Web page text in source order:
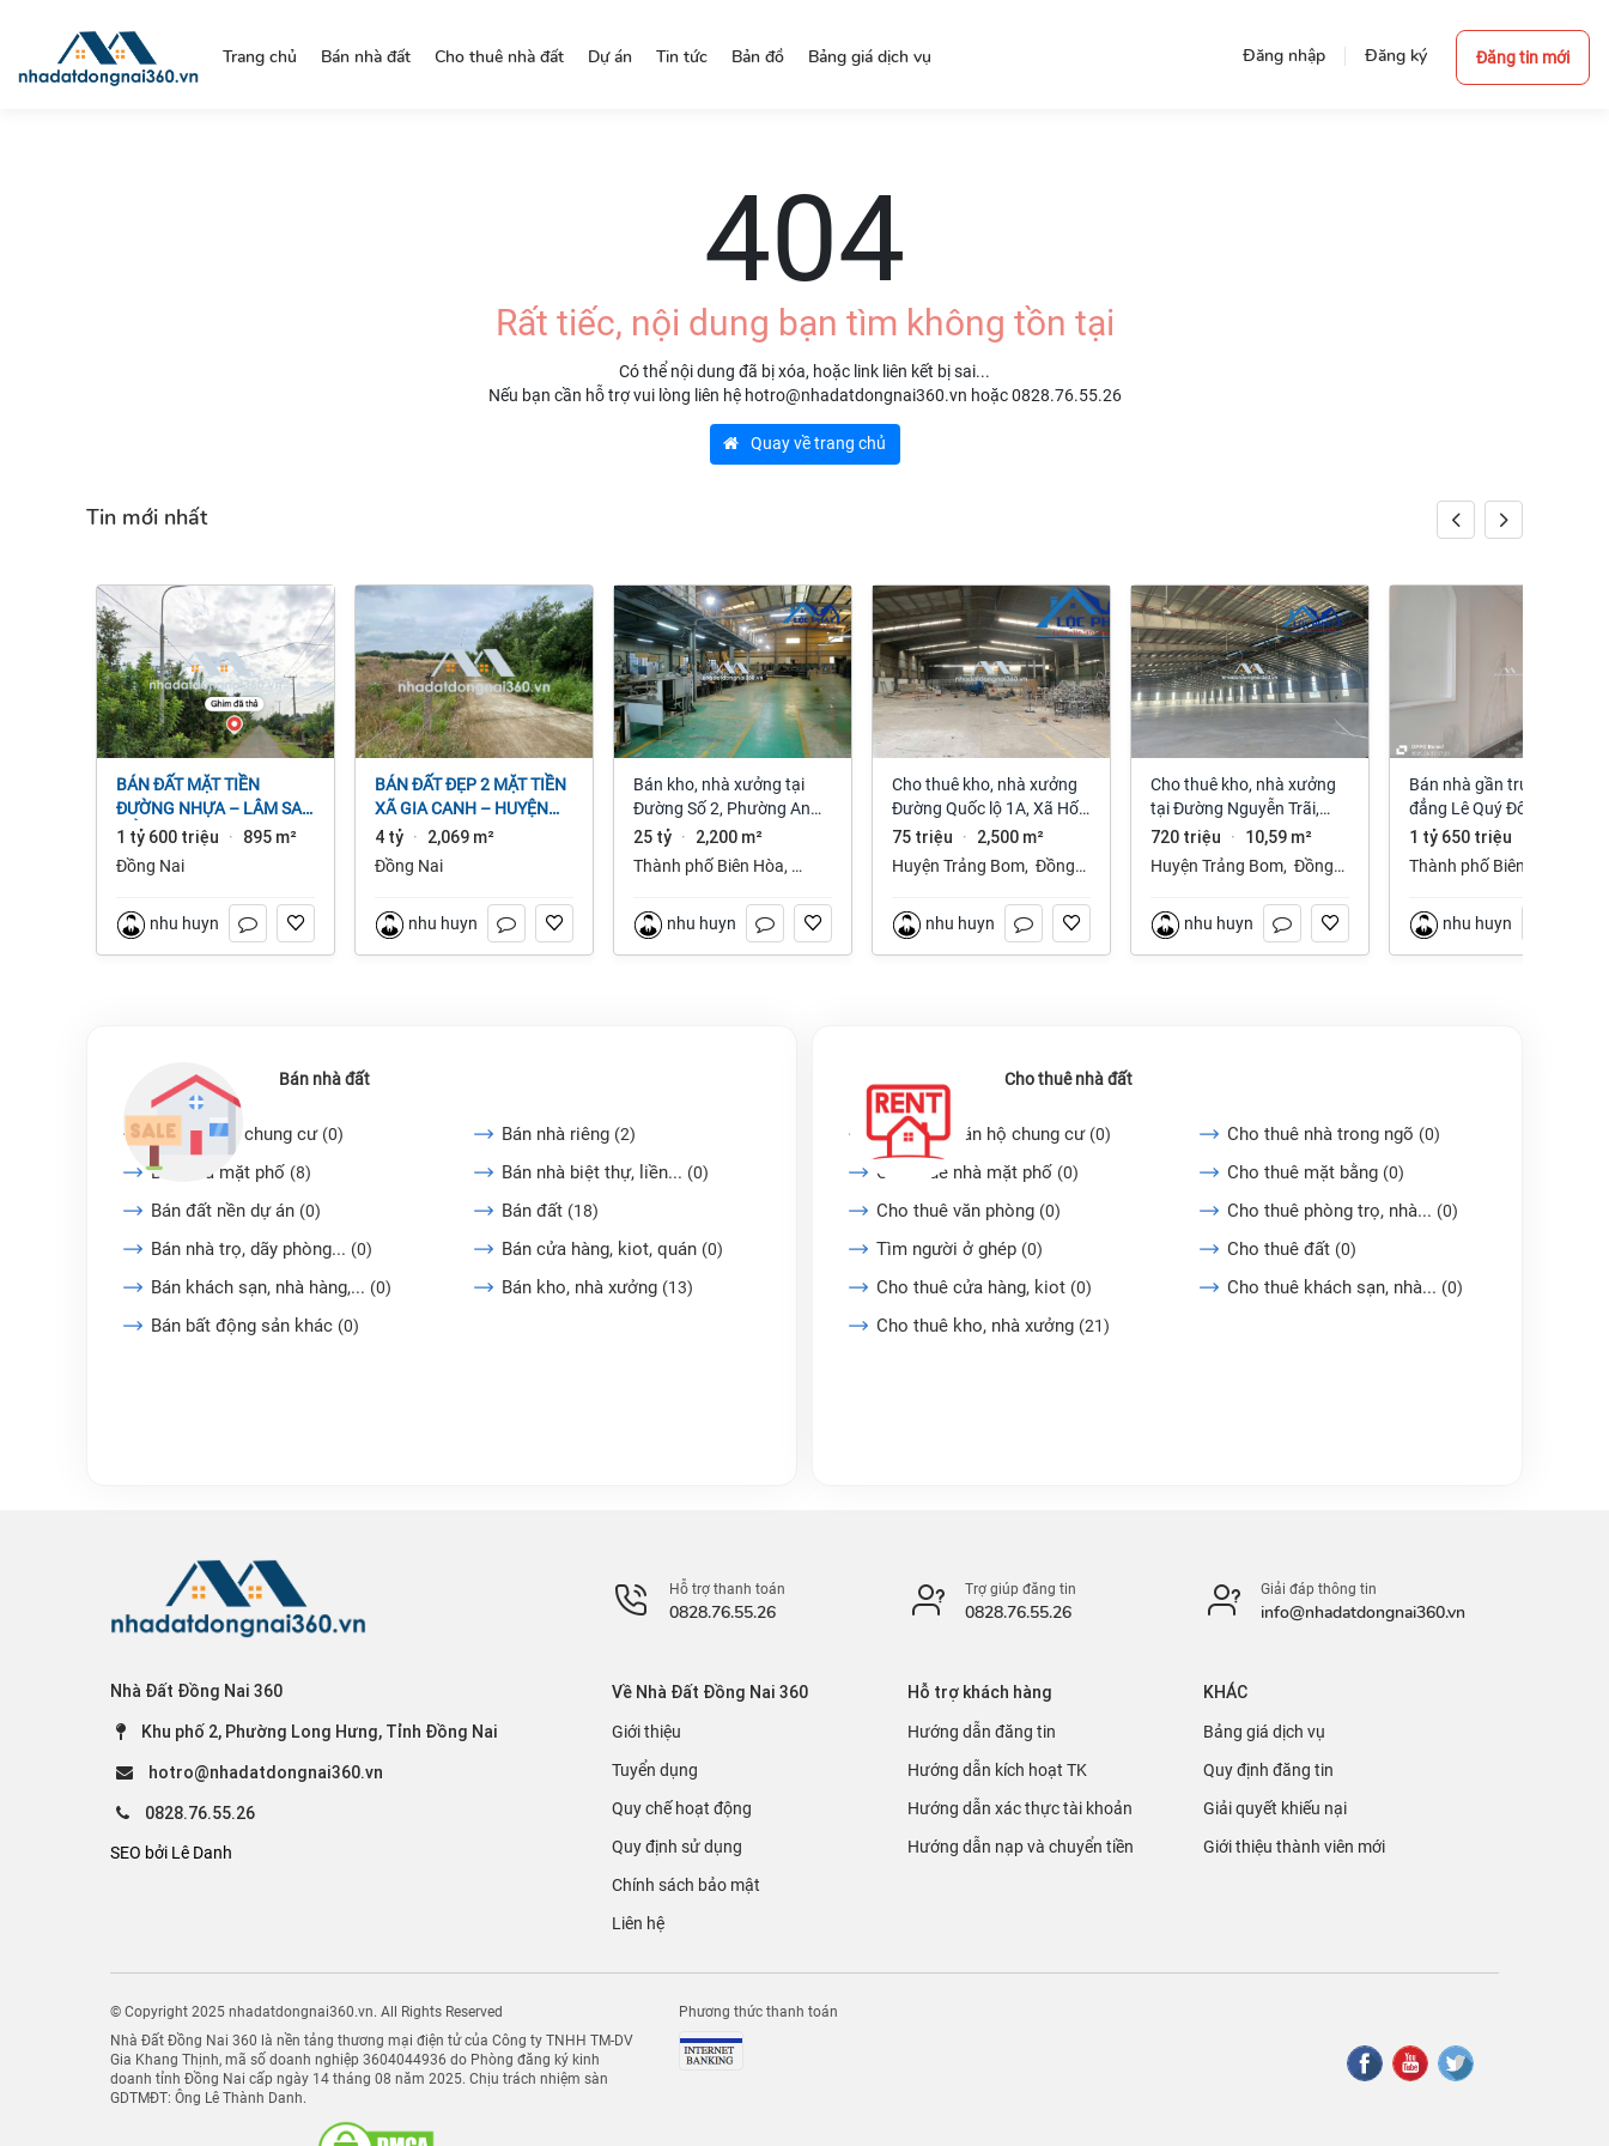
Đăng nhập Đăng ký Đăng tin mới
Trang chủ Bán nhà đất Cho thuê nhà đất Dự án Tin tức Bản đồ Bảng giá dịch vụ
404
Rất tiếc, nội dung bạn tìm không tồn tại
Có thể nội dung đã bị xóa, hoặc link liên kết bị sai...
Nếu bạn cần hỗ trợ vui lòng liên hệ hotro@nhadatdongnai360.vn hoặc 0828.76.55.26
Quay về trang chủ
Tin mới nhất
BÁN ĐẤT MẶT TIỀN
ĐƯỜNG NHỰA – LÂM SAN
CẨM MỸ, ĐỒNG NAI.
1 tỷ 600 triệu · 895 m²
Đồng Nai
nhu huynh
BÁN ĐẤT ĐẸP 2 MẶT TIỀN
XÃ GIA CANH – HUYỆN
ĐỊNH QUÁN – ĐỒNG NAI
dt 2.069m² 4 tỷ
4 tỷ · 2,069 m²
Đồng Nai
nhu huynh
Bán kho, nhà xưởng tại
Đường Số 2, Phường An
Bình, Thành phố Biên Hòa,
Đồng Nai giá 25 tỷ
25 tỷ · 2,200 m²
Thành phố Biên Hòa,
nhu huynh
Cho thuê kho, nhà xưởng
Đường Quốc lộ 1A, Xã Hố
Nai 3, Trảng Bom, Đồng
Nai giá 75 Triệu
75 triệu · 2,500 m²
Huyện Trảng Bom, Đồng
nhu huynh
Cho thuê kho, nhà xưởng
tại Đường Nguyễn Trãi,
Trảng Bom, Trảng Bom,
Đồng Nai giá 720 Triệu
720 triệu · 10,59 m²
Huyện Trảng Bom, Đồng
nhu huynh
Bán nhà gần trường cao
đẳng Lê Quý Đôn phường
Long Hưng Đồng Nai
1 tỷ 650 triệu
Thành phố Biên Hòa
nhu huynh
Bán nhà đất
Bán căn hộ chung cư (0) Bán nhà riêng (2)
Bán nhà mặt phố (8) Bán nhà biệt thự, liền... (0)
Bán đất nền dự án (0) Bán đất (18)
Bán nhà trọ, dãy phòng... (0) Bán cửa hàng, kiot, quán (0)
Bán khách sạn, nhà hàng,... (0) Bán kho, nhà xưởng (13)
Bán bất động sản khác (0)
Cho thuê nhà đất
Cho thuê căn hộ chung cư (0) Cho thuê nhà trong ngõ (0)
Cho thuê nhà mặt phố (0) Cho thuê mặt bằng (0)
Cho thuê văn phòng (0) Cho thuê phòng trọ, nhà... (0)
Tìm người ở ghép (0) Cho thuê đất (0)
Cho thuê cửa hàng, kiot (0) Cho thuê khách sạn, nhà... (0)
Cho thuê kho, nhà xưởng (21)
Nhà Đất Đồng Nai 360
Khu phố 2, Phường Long Hưng, Tỉnh Đồng Nai
hotro@nhadatdongnai360.vn
0828.76.55.26
SEO bởi Lê Danh
Hỗ trợ thanh toán
0828.76.55.26
Trợ giúp đăng tin
0828.76.55.26
Giải đáp thông tin
info@nhadatdongnai360.vn
Về Nhà Đất Đồng Nai 360
Giới thiệu
Tuyển dụng
Quy chế hoạt động
Quy định sử dụng
Chính sách bảo mật
Liên hệ
Hỗ trợ khách hàng
Hướng dẫn đăng tin
Hướng dẫn kích hoạt TK
Hướng dẫn xác thực tài khoản
Hướng dẫn nạp và chuyển tiền
KHÁC
Bảng giá dịch vụ
Quy định đăng tin
Giải quyết khiếu nại
Giới thiệu thành viên mới
© Copyright 2025 nhadatdongnai360.vn. All Rights Reserved
Nhà Đất Đồng Nai 360 là nền tảng thương mại điện tử của Công ty TNHH TM-DV
Gia Khang Thịnh, mã số doanh nghiệp 3604044936 do Phòng đăng ký kinh
doanh tỉnh Đồng Nai cấp ngày 14 tháng 08 năm 2025. Chịu trách nhiệm sàn
GDTMĐT: Ông Lê Thành Danh.
Phương thức thanh toán